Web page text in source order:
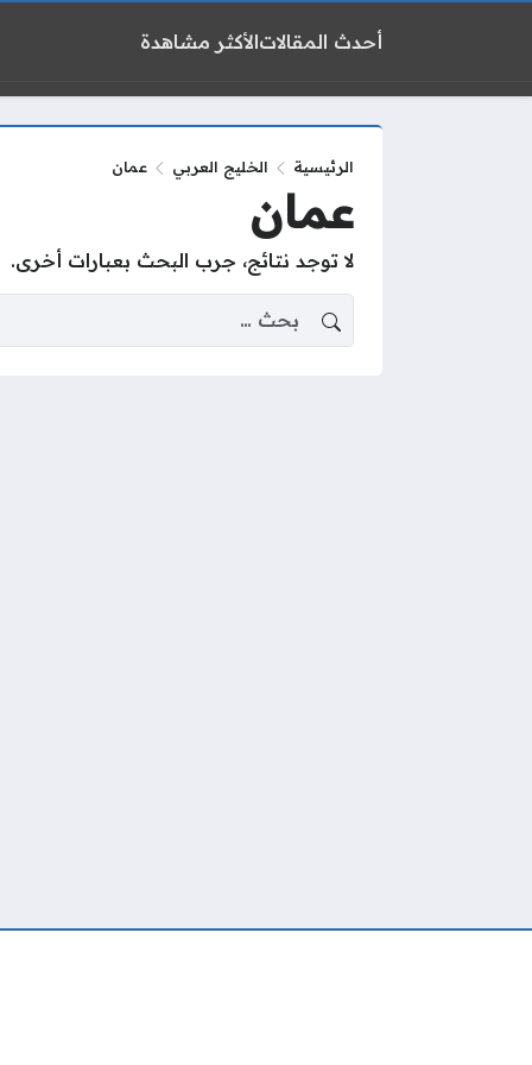
أحدث المقالاتالأكثر مشاهدة
الرئيسية الخليج العربي عمان
عمان
لا توجد نتائج، جرب البحث بعبارات أخرى.
البحث عن: